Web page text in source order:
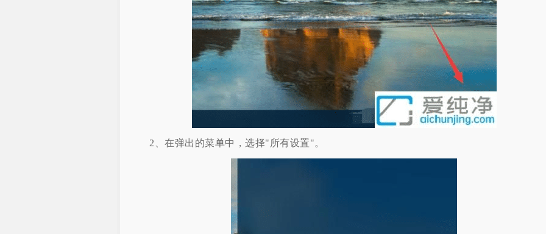
2、在弹出的菜单中，选择"所有设置"。